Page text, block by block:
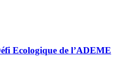
Ecologique de l’ADEME